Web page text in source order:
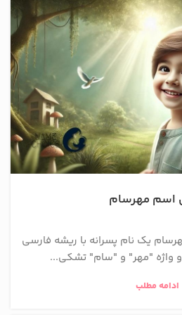
اسم مهرسام
یک نام پسرانه با ریشه فارسی
واژه "مهر" و "سام" تشکی...
ادامه مطلب